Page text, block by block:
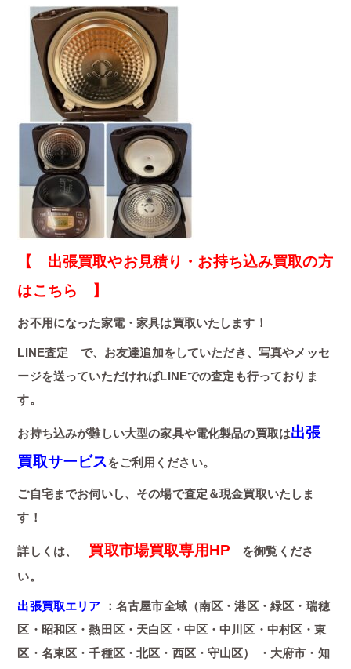
【 出張買取やお見積り・お持ち込み買取の方
はこちら 】
お不用になった家電・家具は買取いたします！
LINE査定 で、お友達追加をしていただき、写真やメッセ
ージを送っていただければLINEでの査定も行っておりま
す。
お持ち込みが難しい大型の家具や電化製品の買取は出張
買取サービスをご利用ください。
ご自宅までお伺いし、その場で査定＆現金買取いたしま
す！
詳しくは、 買取市場買取専用HP を御覧くださ
い。
出張買取エリア ：名古屋市全域（南区・港区・緑区・瑞穂
区・昭和区・熱田区・天白区・中区・中川区・中村区・東
区・名東区・千種区・北区・西区・守山区） ・大府市・知